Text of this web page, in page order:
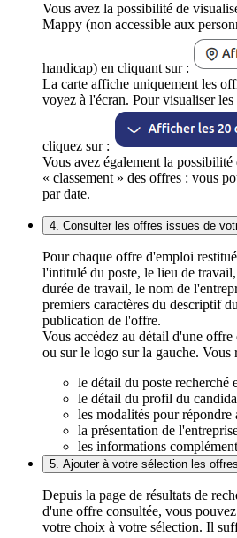
Vous avez la possibilité de
Mappy (non accessible aux
handicap) en cliquant sur :
La carte affiche uniquement les
voyez à l'écran. Pour visualiser
cliquez sur :
Vous avez également la possibilité
« classement » des offres : vous
par date.
4. Consulter les offres issues de
Pour chaque offre d'emploi
l'intitulé du poste, le lieu de
durée de travail, le nom de
premiers caractères du descriptif
publication de l'offre.
Vous accédez au détail d'une
ou sur le logo sur la gauche. Vous
le détail du poste recherché
le détail du profil du
les modalités pour répondre
la présentation de
les informations
5. Ajouter à votre sélection les
Depuis la page de résultats de
d'une offre consultée, vous
votre choix à votre sélection. Il